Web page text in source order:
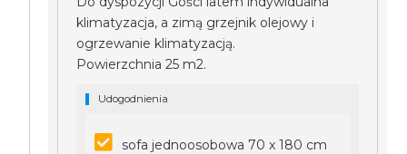
klimatyzacja, a zimą grzejnik olejowy i
ogrzewanie klimatyzacją.
Powierzchnia 25 m2.
Udogodnienia
sofa jednoosobowa 70 x 180 cm